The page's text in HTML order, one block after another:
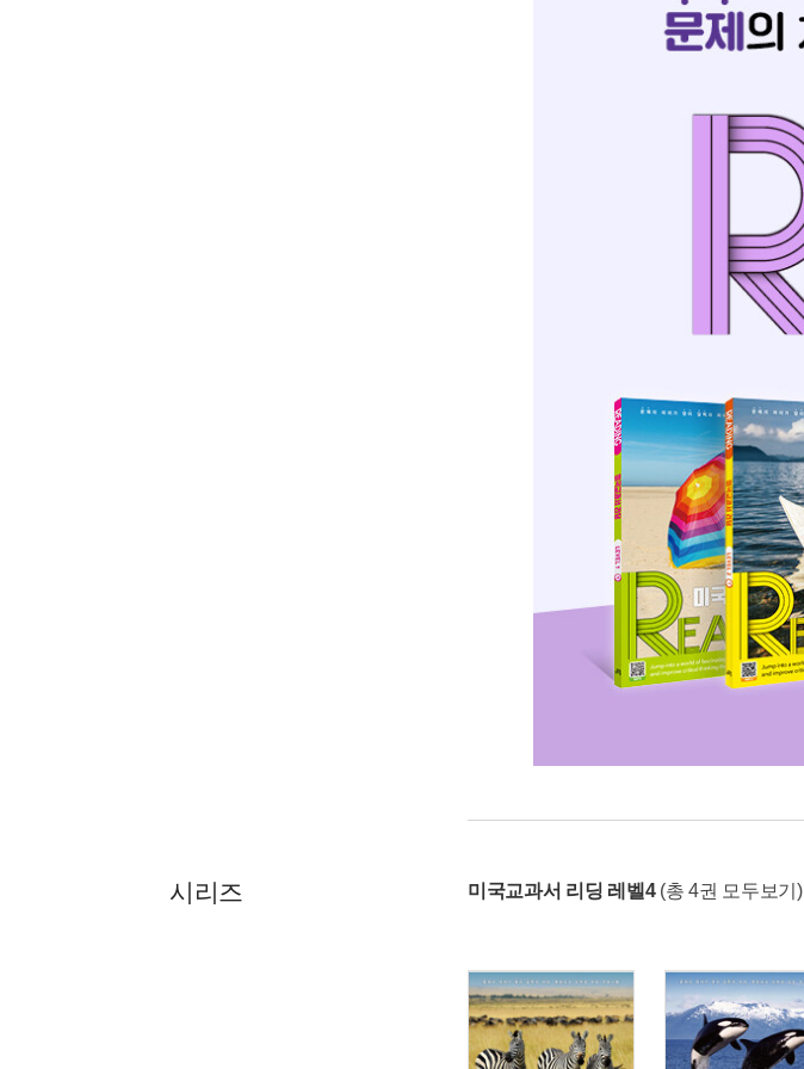
시리즈 미국교과서 리딩 레벨4 (총 4권 모두보기)